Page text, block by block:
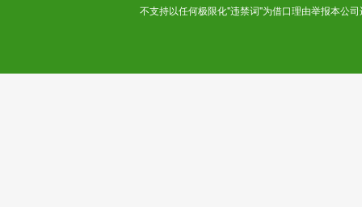
不支持以任何极限化"违禁词"为借口理由举报本公